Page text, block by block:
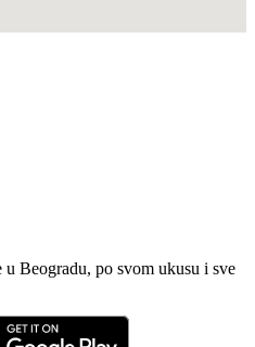
Beogradu, po svom ukusu i sve